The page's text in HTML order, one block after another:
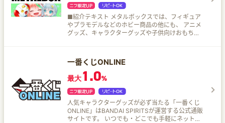
■紹介テキスト メタルボックスでは、フィギュア
やプラモデルなどのホビー商品の他にも、 アニメ
グッズ、キャラクターグッズや子供向けおもちゃ
掲載があり、 当店でもそれに応じてご予約・販売
をしております。
一番くじONLINE
最大1.0%
人気キャラクターグッズが必ず当たる「一番くじ
ONLINE」はBANDAI SPIRITSが運営する公式通販
サイトです。 いつでも・どこでも手軽にネットで